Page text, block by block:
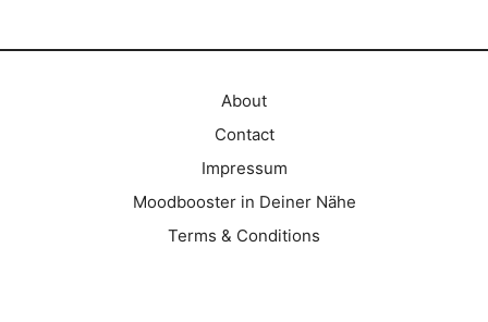
About
Contact
Impressum
Moodbooster in Deiner Nähe
Terms & Conditions